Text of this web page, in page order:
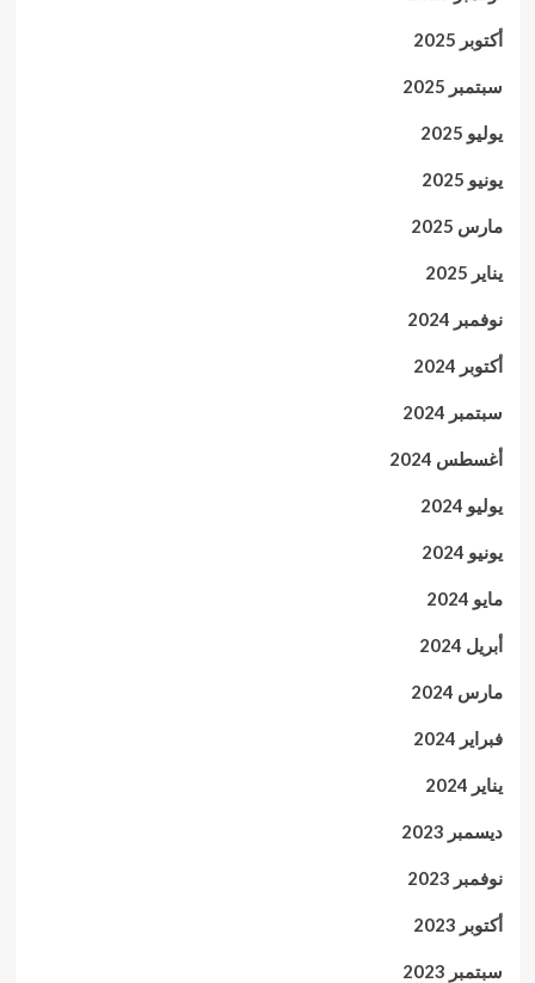
أكتوبر 2025
سبتمبر 2025
يوليو 2025
يونيو 2025
مارس 2025
يناير 2025
نوفمبر 2024
أكتوبر 2024
سبتمبر 2024
أغسطس 2024
يوليو 2024
يونيو 2024
مايو 2024
أبريل 2024
مارس 2024
فبراير 2024
يناير 2024
ديسمبر 2023
نوفمبر 2023
أكتوبر 2023
سبتمبر 2023